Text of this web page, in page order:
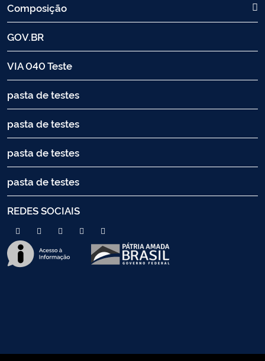
Composição
GOV.BR
VIA 040 Teste
pasta de testes
pasta de testes
pasta de testes
pasta de testes
REDES SOCIAIS